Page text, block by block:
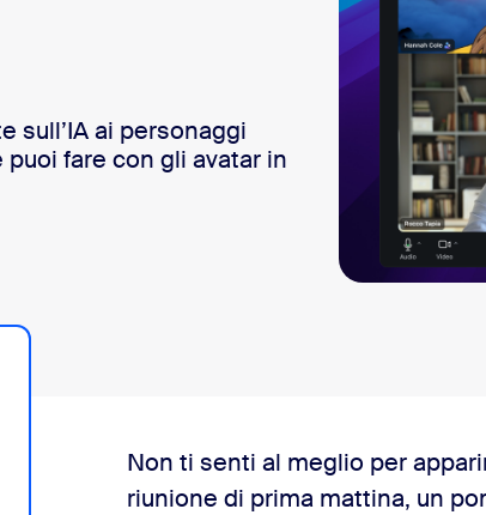
sull’IA ai personaggi
fare con gli avatar in
Non ti senti al meglio per
riunione di prima mattina, un